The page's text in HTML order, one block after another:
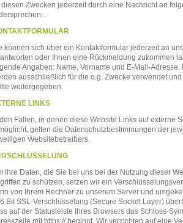
diesen Zwecken jederzeit durch eine Nachricht an
.
können sich über ein Kontaktformular jederzeit an
oder Ihnen eine Rückmeldung zukommen
Angaben: Name, Vorname und E-Mail-
ausschließlich für die o.g. Zwecke verwendet
weitergegeben.
LINKS
Fällen, in denen diese Website Links auf externe
gelten die Datenschutzbestimmungen der
Websitebetreibers.
Ihre Daten, die Sie bei uns bei der Nutzung dieser
zu schützen, setzen wir ein
von Ihrem Rechner zu unserem Server und
BitSSL-Verschlüsselung (Secure Socket Layer)
auf der Statusleiste Ihres Browsers das Schloss-
mit https:// beginnt. Wir verzichten auf eine